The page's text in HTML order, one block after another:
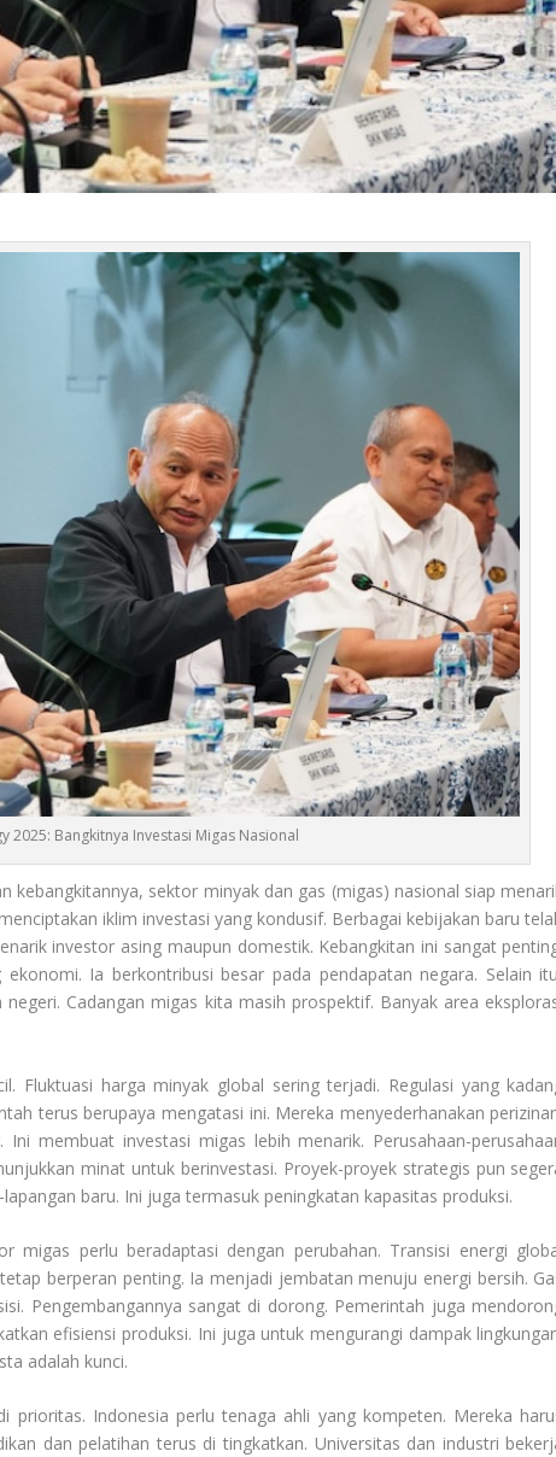
2025: Bangkitnya Investasi Migas Nasional
kebangkitannya, sektor minyak dan gas (migas) nasional siap
iklim investasi yang kondusif. Berbagai kebijakan baru
investor asing maupun domestik. Kebangkitan ini sangat
Ia berkontribusi besar pada pendapatan negara. Selain
Cadangan migas kita masih prospektif. Banyak area
Fluktuasi harga minyak global sering terjadi. Regulasi yang
terus berupaya mengatasi ini. Mereka menyederhanakan
membuat investasi migas lebih menarik. Perusahaan-
minat untuk berinvestasi. Proyek-proyek strategis pun
baru. Ini juga termasuk peningkatan kapasitas produksi.
migas perlu beradaptasi dengan perubahan. Transisi energi
berperan penting. Ia menjadi jembatan menuju energi bersih.
Pengembangannya sangat di dorong. Pemerintah juga
efisiensi produksi. Ini juga untuk mengurangi dampak
adalah kunci.
prioritas. Indonesia perlu tenaga ahli yang kompeten. Mereka
dan pelatihan terus di tingkatkan. Universitas dan industri